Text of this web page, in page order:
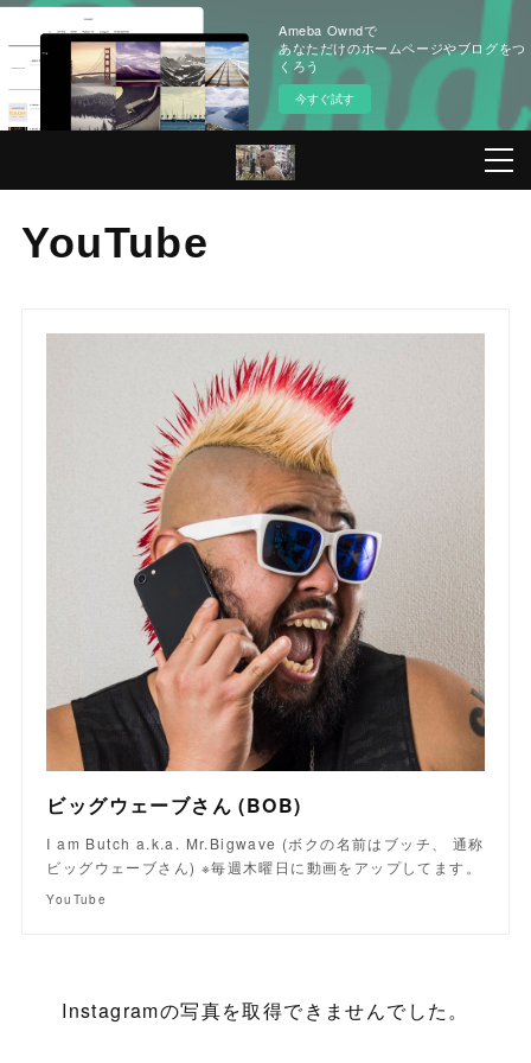
Ameba Owndで
あなただけのホームページやブログをつ
くろう
今すぐ試す
YouTube
ビッグウェーブさん (BOB)
I am Butch a.k.a. Mr.Bigwave (ボクの名前はブッチ、 通称
ビッグウェーブさん) ※毎週木曜日に動画をアップしてます。
YouTube
Instagramの写真を取得できませんでした。